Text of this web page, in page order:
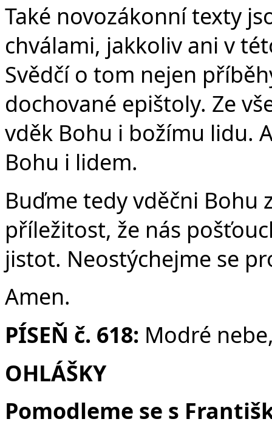
Také novozákonní texty
chválami, jakkoliv ani v
Svědčí o tom nejen
dochované epištoly. Ze
vděk Bohu i božímu lidu.
Bohu i lidem.
Buďme tedy vděčni Bohu
příležitost, že nás
jistot. Neostýchejme se
Amen.
PÍSEŇ č. 618: Modré
OHLÁŠKY
Pomodleme se s